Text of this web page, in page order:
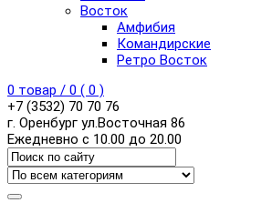
Восток
Амфибия
Командирские
Ретро Восток
0 товар / 0 ( 0 )
+7 (3532) 70 70 76
г. Оренбург ул.Восточная 86
Ежедневно с 10.00 до 20.00